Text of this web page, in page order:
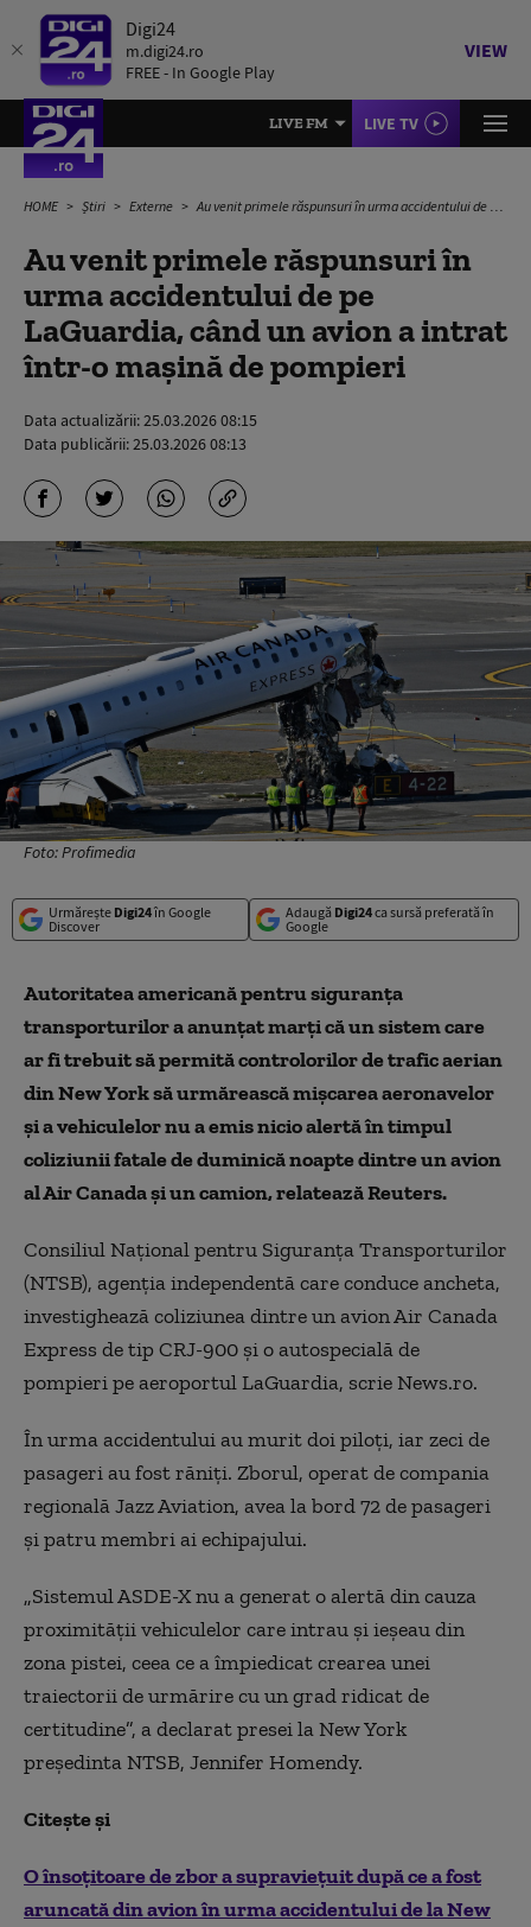
Digi24
m.digi24.ro
FREE - In Google Play
VIEW
LIVE FM LIVE TV
HOME Știri Externe Au venit primele răspunsuri în urma accidentului de pe LaGuardia, când un avion a intrat într-o mașină de pompieri
Au venit primele răspunsuri în
urma accidentului de pe
LaGuardia, când un avion a intrat
într-o mașină de pompieri
Data actualizării:25.03.2026 08:15
Data publicării:25.03.2026 08:13
Foto: Profimedia
Urmărește Digi24în Google
Discover
Adaugă Digi24ca sursă preferată în
Google
Autoritatea americană pentru siguranţa
transporturilor a anunţat marţi că un sistem care
ar fi trebuit să permită controlorilor de trafic aerian
din New York să urmărească mişcarea aeronavelor
şi a vehiculelor nu a emis nicio alertă în timpul
coliziunii fatale de duminică noapte dintre un avion
al Air Canada şi un camion, relatează Reuters.
Consiliul Naţional pentru Siguranţa Transporturilor
(NTSB), agenţia independentă care conduce ancheta,
investighează coliziunea dintre un avion Air Canada
Express de tip CRJ-900 şi o autospecială de
pompieri pe aeroportul LaGuardia, scrie News.ro.
În urma accidentului au murit doi piloţi, iar zeci de
pasageri au fost răniţi. Zborul, operat de compania
regională Jazz Aviation, avea la bord 72 de pasageri
şi patru membri ai echipajului.
„Sistemul ASDE-X nu a generat o alertă din cauza
proximităţii vehiculelor care intrau şi ieşeau din
zona pistei, ceea ce a împiedicat crearea unei
traiectorii de urmărire cu un grad ridicat de
certitudine”, a declarat presei la New York
preşedinta NTSB, Jennifer Homendy.
Citește și
O însoțitoare de zbor a supraviețuit după ce a fost
aruncată din avion în urma accidentului de la New